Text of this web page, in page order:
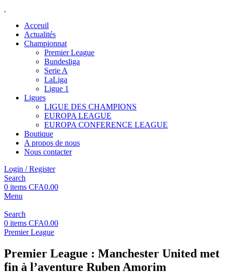
Acceuil
Actualités
Championnat
Premier League
Bundesliga
Serie A
LaLiga
Ligue 1
Ligues
LIGUE DES CHAMPIONS
EUROPA LEAGUE
EUROPA CONFERENCE LEAGUE
Boutique
A propos de nous
Nous contacter
Login / Register
Search
0 items CFA0.00
Menu
Search
0 items CFA0.00
Premier League
Premier League : Manchester United met
fin à l’aventure Ruben Amorim